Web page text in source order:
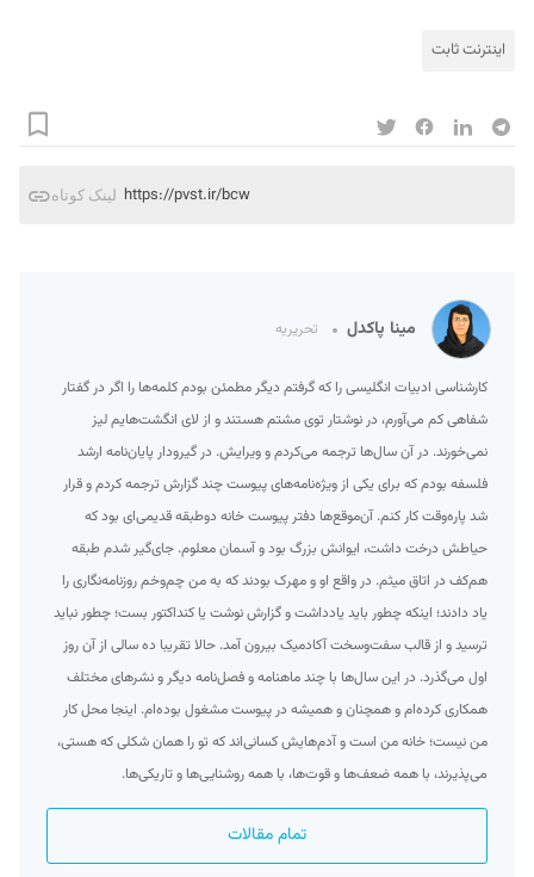
اینترنت ثابت
لینک کوتاه https://pvst.ir/bcw
مینا پاکدل تحریریه
کارشناسی ادبیات انگلیسی را که گرفتم دیگر مطمئن بودم کلمه‌ها را اگر در گفتار
شفاهی کم می‌آورم، در نوشتار توی مشتم هستند و از لای انگشت‌هایم لیز
نمی‌خورند. در آن سال‌ها ترجمه می‌کردم و ویرایش. در گیرودار پایان‌نامه ارشد
فلسفه بودم که برای یکی از ویژه‌نامه‌های پیوست چند گزارش ترجمه کردم و قرار
شد پاره‌وقت کار کنم. آن‌موقع‌ها دفتر پیوست خانه دوطبقه قدیمی‌ای بود که
حیاطش درخت داشت، ایوانش بزرگ بود و آسمان معلوم. جای‌گیر شدم طبقه
هم‌کف در اتاق میثم. در واقع او و مهرک بودند که به من چم‌وخم روزنامه‌نگاری را
یاد دادند؛ اینکه چطور باید یادداشت و گزارش نوشت یا کنداکتور بست؛ چطور نباید
ترسید و از قالب سفت‌وسخت آکادمیک بیرون آمد. حالا تقریبا ده سالی از آن روز
اول می‌گذرد. در این سال‌ها با چند ماهنامه و فصل‌نامه دیگر و نشرهای مختلف
همکاری کرده‌ام و همچنان و همیشه در پیوست مشغول بوده‌ام. اینجا محل کار
من نیست؛ خانه من است و آدم‌هایش کسانی‌اند که تو را همان شکلی که هستی،
می‌پذیرند، با همه ضعف‌ها و قوت‌ها، با همه روشنایی‌ها و تاریکی‌ها.
تمام مقالات